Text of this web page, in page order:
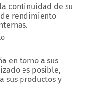
continuidad de su
rendimiento
en torno a sus
es posible,
sus productos y